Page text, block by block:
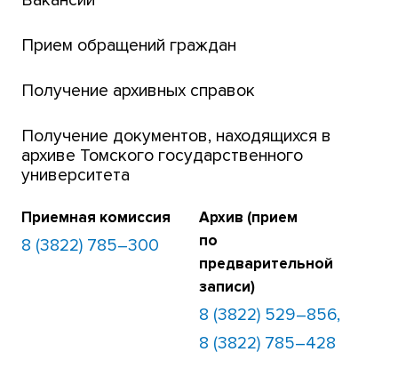
Банк инициатив по развитию университета
Прием обращений граждан
Получение архивных справок
Получение документов, находящихся в
архиве Томского государственного
университета
Приемная комиссия
8 (3822) 785–300
Архив (прием
по
предварительной
записи)
8 (3822) 529–856,
8 (3822) 785–428